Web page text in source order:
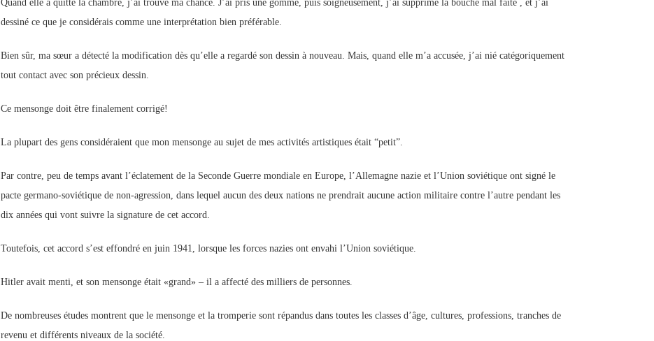
Quand elle a quitté la chambre, j’ai trouvé ma chance. J’ai pris une gomme, puis soigneusement, j’ai supprimé la bouche mal faite , et j’ai
dessiné ce que je considérais comme une interprétation bien préférable.
Bien sûr, ma sœur a détecté la modification dès qu’elle a regardé son dessin à nouveau. Mais, quand elle m’a accusée, j’ai nié catégoriquement
tout contact avec son précieux dessin.
Ce mensonge doit être finalement corrigé!
La plupart des gens considéraient que mon mensonge au sujet de mes activités artistiques était “petit”.
Par contre, peu de temps avant l’éclatement de la Seconde Guerre mondiale en Europe, l’Allemagne nazie et l’Union soviétique ont signé le
pacte germano-soviétique de non-agression, dans lequel aucun des deux nations ne prendrait aucune action militaire contre l’autre pendant les
dix années qui vont suivre la signature de cet accord.
Toutefois, cet accord s’est effondré en juin 1941, lorsque les forces nazies ont envahi l’Union soviétique.
Hitler avait menti, et son mensonge était «grand» – il a affecté des milliers de personnes.
De nombreuses études montrent que le mensonge et la tromperie sont répandus dans toutes les classes d’âge, cultures, professions, tranches de
revenu et différents niveaux de la société.